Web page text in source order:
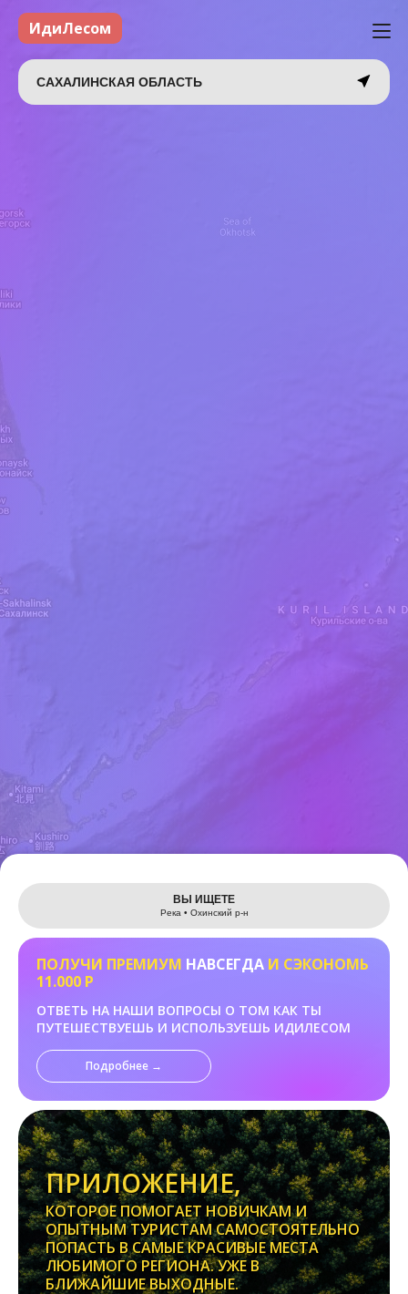
Leaflet
ИдиЛесом
САХАЛИНСКАЯ ОБЛАСТЬ
ВЫ ИЩЕТЕ
Река • Охинский р-н
ПОЛУЧИ ПРЕМИУМ НАВСЕГДА И СЭКОНОМЬ
11.000 Р
ОТВЕТЬ НА НАШИ ВОПРОСЫ О ТОМ КАК ТЫ
ПУТЕШЕСТВУЕШЬ И ИСПОЛЬЗУЕШЬ ИДИЛЕСОМ
Подробнее →
ПРИЛОЖЕНИЕ,
КОТОРОЕ ПОМОГАЕТ НОВИЧКАМ И
ОПЫТНЫМ ТУРИСТАМ САМОСТОЯТЕЛЬНО
ПОПАСТЬ В САМЫЕ КРАСИВЫЕ МЕСТА
ЛЮБИМОГО РЕГИОНА. УЖЕ В
БЛИЖАЙШИЕ ВЫХОДНЫЕ.